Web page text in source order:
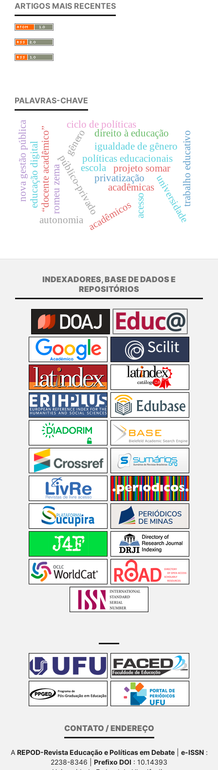
ARTIGOS MAIS RECENTES
PALAVRAS-CHAVE
privatização
projeto somar
público-privado
romeu zema
igualdade de gênero
acadêmicos
acadêmicas universidade
políticas educacionais
gênero
ciclo de políticas
acesso
direito à educação
escola trabalho educativo
autonomia
“docente acadêmico”
educação digital
nova gestão pública
INDEXADORES, BASE DE DADOS E
REPOSITÓRIOS
CONTATO / ENDEREÇO
A REPOD-Revista Educação e Políticas em Debate| e-ISSN:
2238-8346 | Prefixo DOI : 10.14393